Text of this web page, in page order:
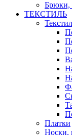
Брюки,
ТЕКСТИЛЬ
Платки
Носки,